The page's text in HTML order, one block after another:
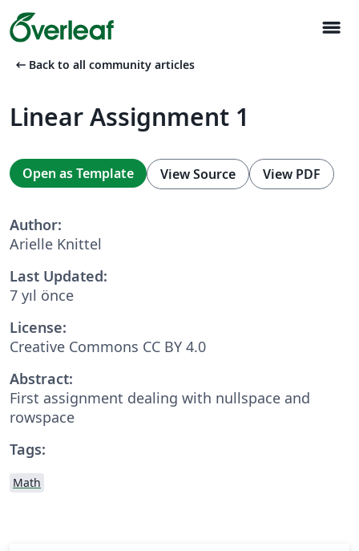
menu
arrow_left_alt Back to all community articles
Linear Assignment 1
Open as Template View Source View PDF
Author:
Arielle Knittel
Last Updated:
7 yıl önce
License:
Creative Commons CC BY 4.0
Abstract:
First assignment dealing with nullspace and
rowspace
Tags:
Math